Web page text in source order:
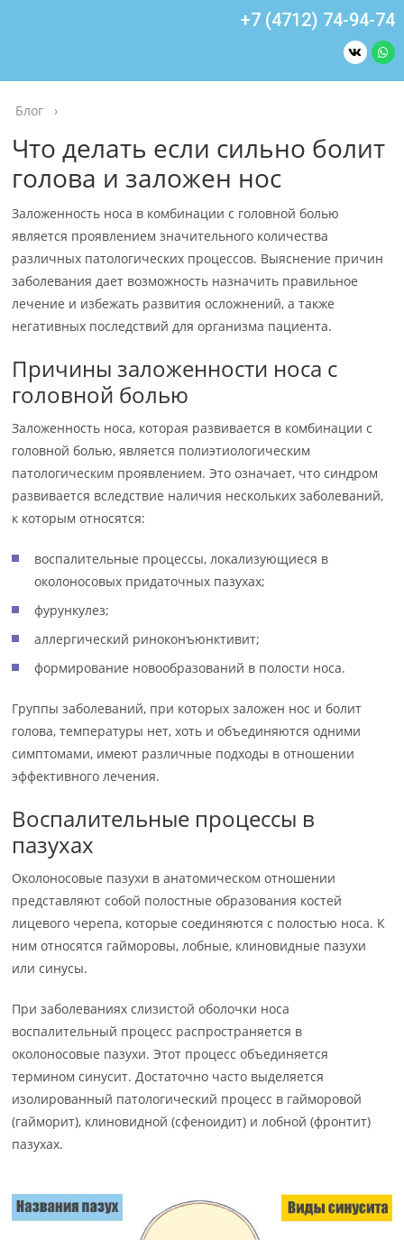
+7 (4712) 74-94-74
Блог ›
Что делать если сильно болит
голова и заложен нос
Заложенность носа в комбинации с головной болью
является проявлением значительного количества
различных патологических процессов. Выяснение причин
заболевания дает возможность назначить правильное
лечение и избежать развития осложнений, а также
негативных последствий для организма пациента.
Причины заложенности носа с
головной болью
Заложенность носа, которая развивается в комбинации с
головной болью, является полиэтиологическим
патологическим проявлением. Это означает, что синдром
развивается вследствие наличия нескольких заболеваний,
к которым относятся:
воспалительные процессы, локализующиеся в
околоносовых придаточных пазухах;
фурункулез;
аллергический риноконъюнктивит;
формирование новообразований в полости носа.
Группы заболеваний, при которых заложен нос и болит
голова, температуры нет, хоть и объединяются одними
симптомами, имеют различные подходы в отношении
эффективного лечения.
Воспалительные процессы в
пазухах
Околоносовые пазухи в анатомическом отношении
представляют собой полостные образования костей
лицевого черепа, которые соединяются с полостью носа. К
ним относятся гайморовы, лобные, клиновидные пазухи
или синусы.
При заболеваниях слизистой оболочки носа
воспалительный процесс распространяется в
околоносовые пазухи. Этот процесс объединяется
термином синусит. Достаточно часто выделяется
изолированный патологический процесс в гайморовой
(гайморит), клиновидной (сфеноидит) и лобной (фронтит)
пазухах.